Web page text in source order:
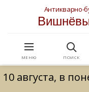
Антикварно-
МЕНЮ ПОИСК
10 августа, в